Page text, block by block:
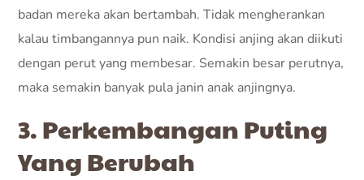
badan mereka akan bertambah. Tidak mengherankan
kalau timbangannya pun naik. Kondisi anjing akan diikuti
dengan perut yang membesar. Semakin besar perutnya,
maka semakin banyak pula janin anak anjingnya.
3. Perkembangan Puting
Yang Berubah